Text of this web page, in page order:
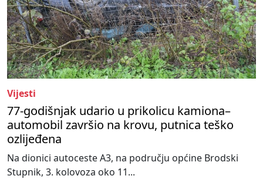
Vijesti
77-godišnjak udario u prikolicu kamiona–
automobil završio na krovu, putnica teško
ozlijeđena
Na dionici autoceste A3, na području općine Brodski
Stupnik, 3. kolovoza oko 11...